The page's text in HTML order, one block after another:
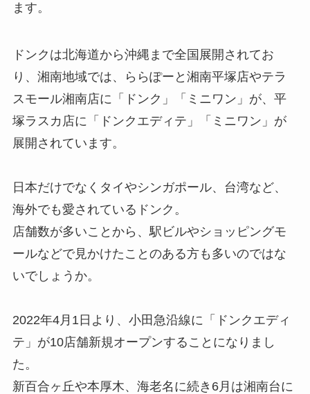
ます。
ドンクは北海道から沖縄まで全国展開されてお
り、湘南地域では、ららぽーと湘南平塚店やテラ
スモール湘南店に「ドンク」「ミニワン」が、平
塚ラスカ店に「ドンクエディテ」「ミニワン」が
展開されています。
日本だけでなくタイやシンガポール、台湾など、
海外でも愛されているドンク。
店舗数が多いことから、駅ビルやショッピングモ
ールなどで見かけたことのある方も多いのではな
いでしょうか。
2022年4月1日より、小田急沿線に「ドンクエディ
テ」が10店舗新規オープンすることになりまし
た。
新百合ヶ丘や本厚木、海老名に続き6月は湘南台に